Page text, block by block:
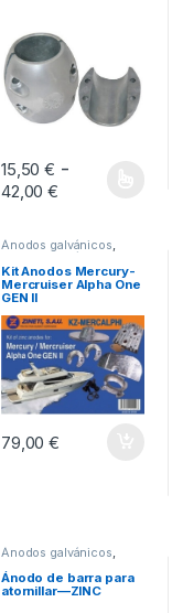
15,50€ -
42,00€ Rango de
Este producto tiene
Ánodos galvánicos,
Anodos galvánicos
Kit Anodos Mercury-
Mercruiser Alpha One
GEN II
79,00€
Ánodos galvánicos
Anodos galvánicos
Ánodo de barra para
atornillar—ZINC